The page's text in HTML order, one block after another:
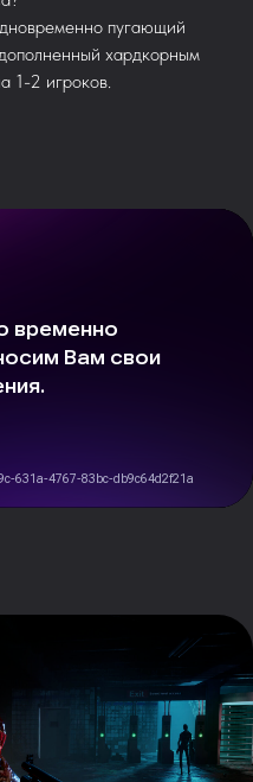
пугающий
хардкорным
1-2 игроков.